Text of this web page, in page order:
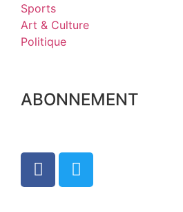
Sports
Art & Culture
Politique
ABONNEMENT